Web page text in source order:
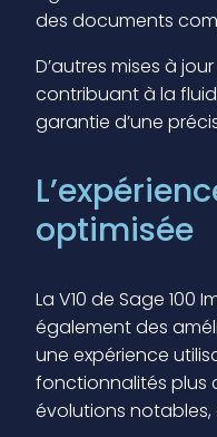
des documents
D’autres mises à
contribuant à la
garantie d’une
optimisée
La V10 de Sage 100
également des
une expérience
fonctionnalités plus
évolutions notables,